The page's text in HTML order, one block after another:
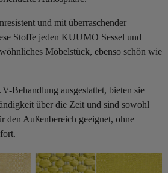
und mit überraschender
Stoffe jeden KUUMO Sessel und
Möbelstück, ebenso schön wie
Behandlung ausgestattet, bieten sie
über die Zeit und sind sowohl
den Außenbereich geeignet, ohne